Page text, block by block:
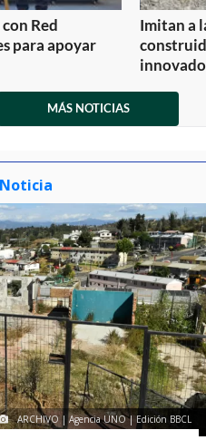
Red
para apoyar
Imitan a
MÁS NOTICIAS
ARCHIVO | Agencia UNO | Edición BBCL